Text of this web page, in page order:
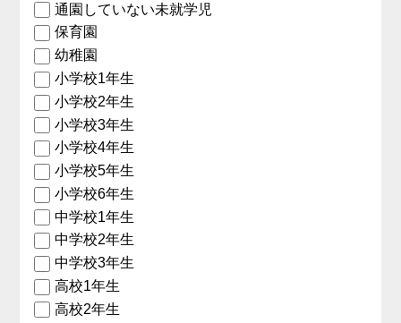
通園していない未就学児
保育園
幼稚園
小学校1年生
小学校2年生
小学校3年生
小学校4年生
小学校5年生
小学校6年生
中学校1年生
中学校2年生
中学校3年生
高校1年生
高校2年生